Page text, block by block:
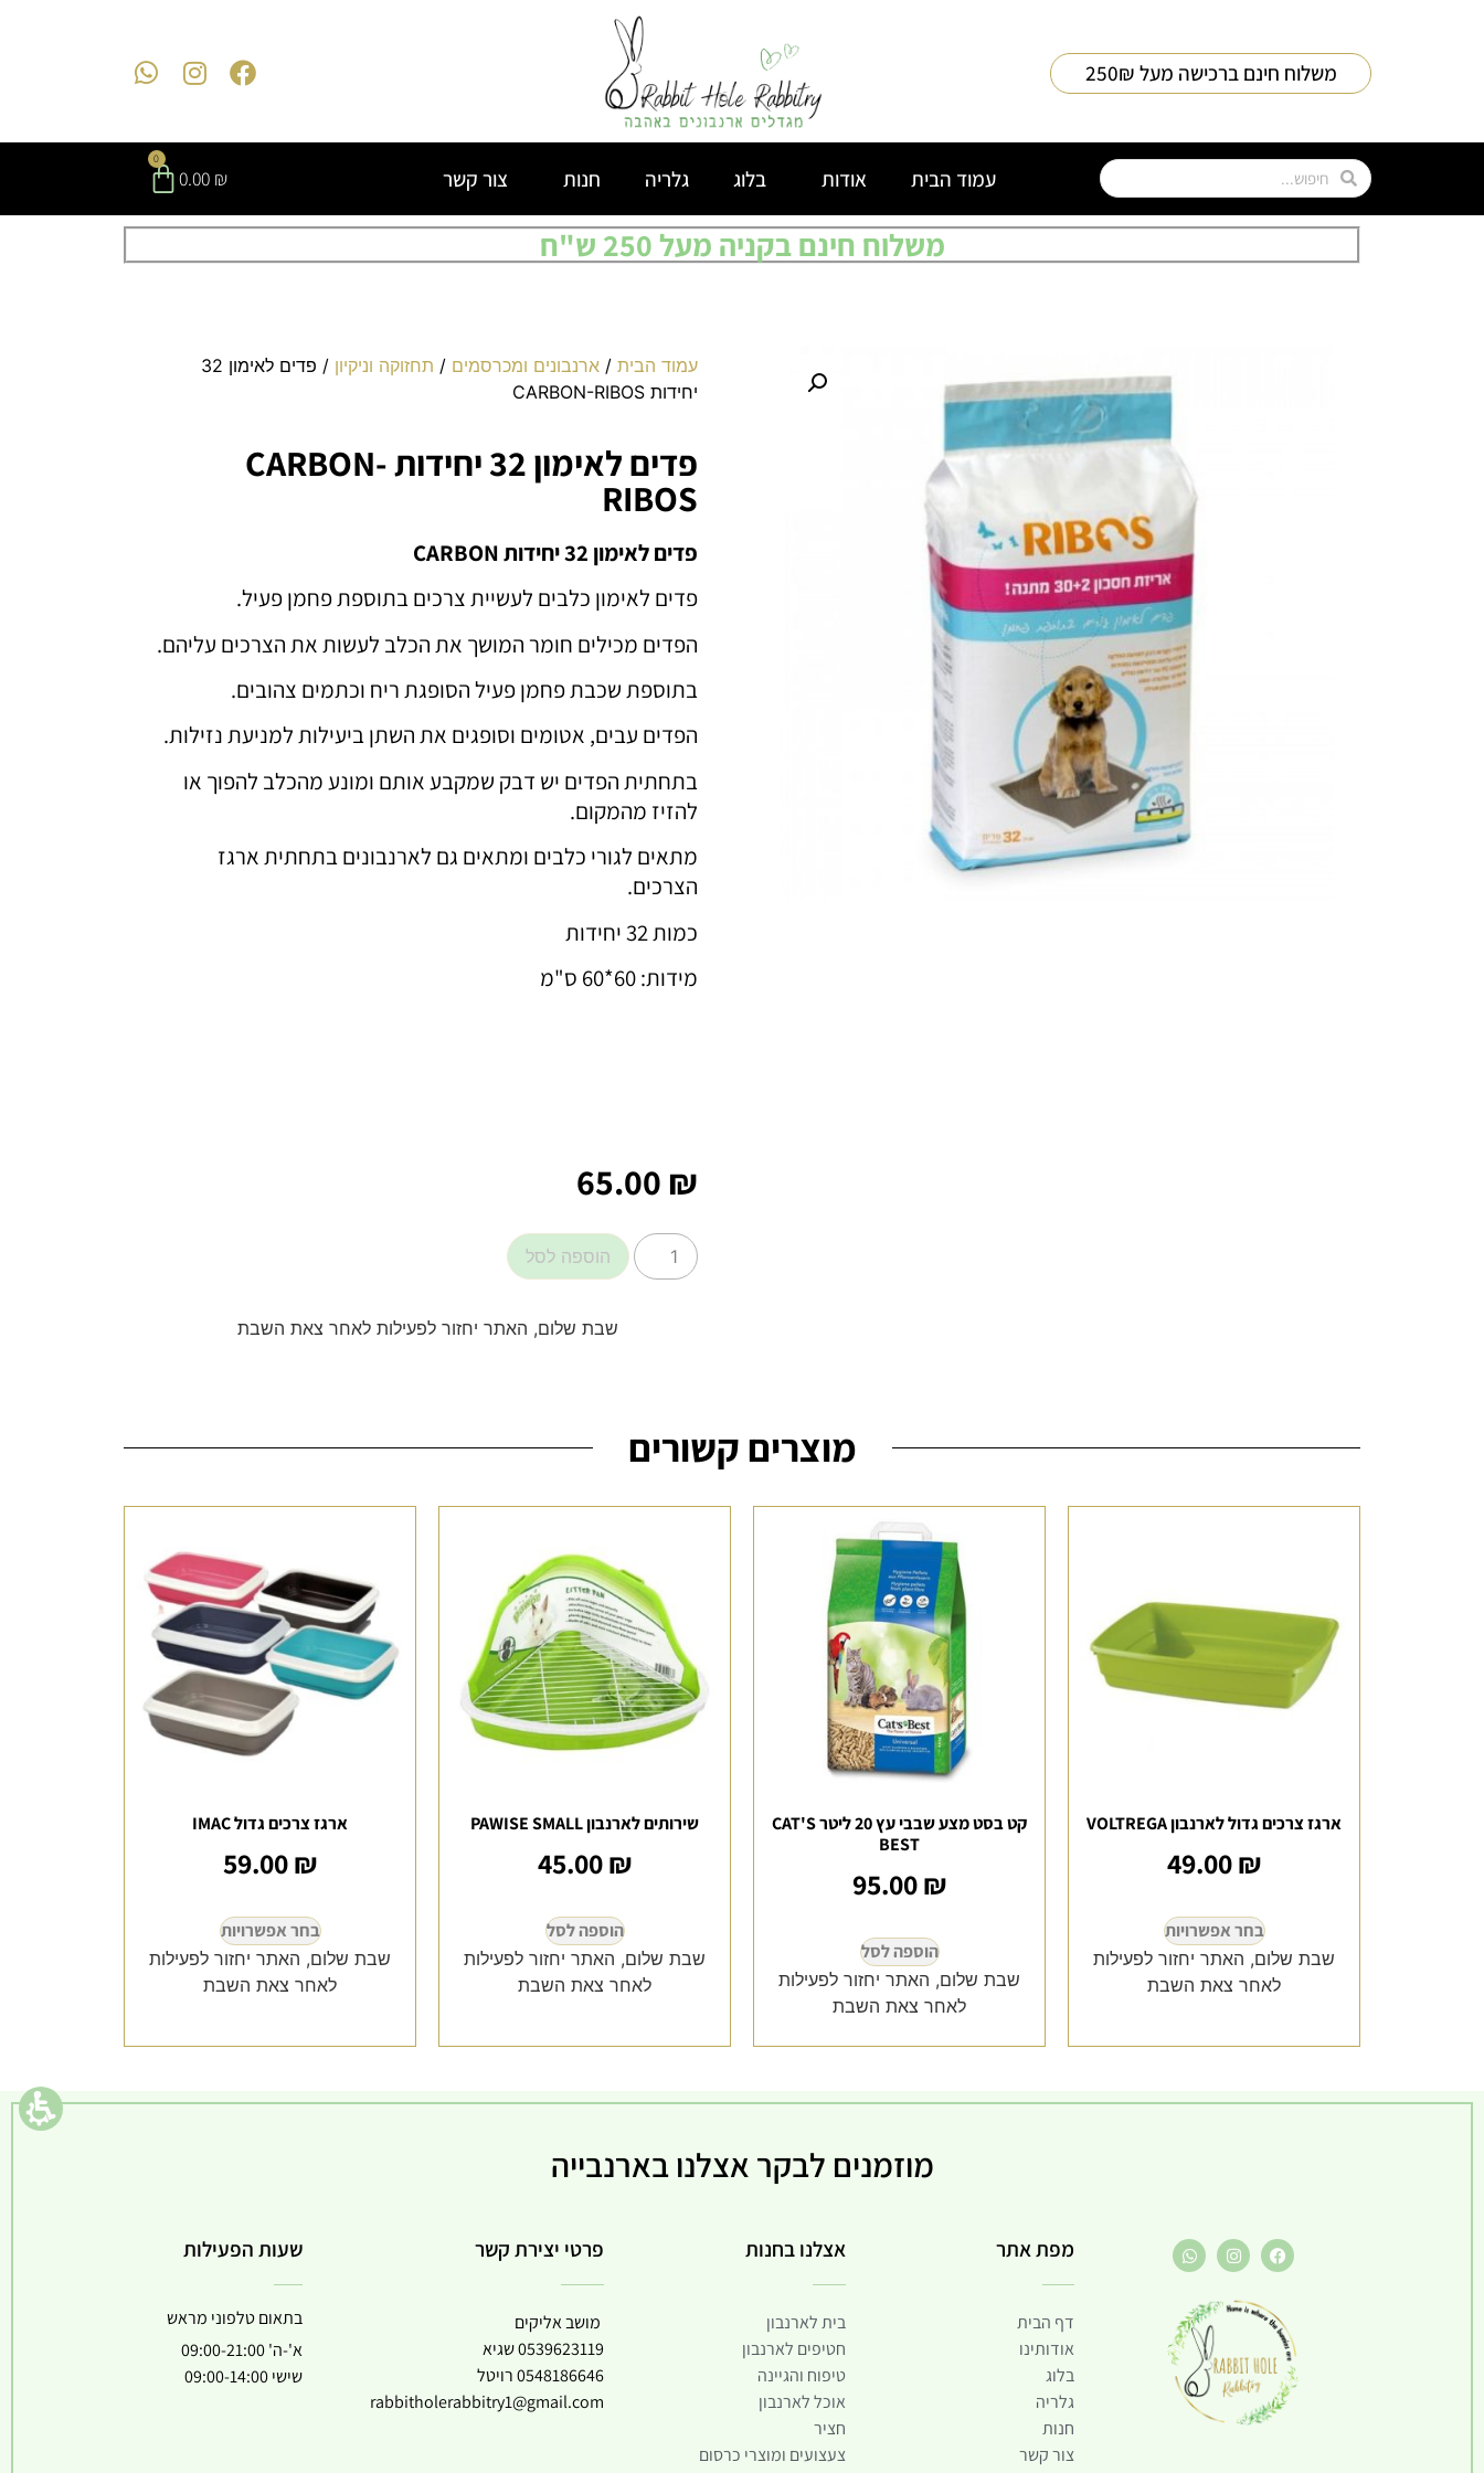
משלוח חינם ברכישה מעל 250₪
עמוד הבית אודות בלוג גלריה חנות צור קשר 0.00 ₪
0
משלוח חינם בקניה מעל 250 ש"ח
עמוד הבית/ ארנבונים ומכרסמים / תחזוקה וניקיון
/ פדים לאימון 32
יחידות CARBON-RIBOS
פדים לאימון 32 יחידות CARBON-
RIBOS
פדים לאימון 32 יחידות CARBON
פדים לאימון כלבים לעשיית צרכים בתוספת פחמן פעיל.
הפדים מכילים חומר המושך את הכלב לעשות את הצרכים עליהם.
בתוספת שכבת פחמן פעיל הסופגת ריח וכתמים צהובים.
הפדים עבים, אטומים וסופגים את השתן ביעילות למניעת נזילות.
בתחתית הפדים יש דבק שמקבע אותם ומונע מהכלב להפוך או
להזיז מהמקום.
מתאים לגורי כלבים ומתאים גם לארנבונים בתחתית ארגז
הצרכים.
כמות 32 יחידות
מידות: 60*60 ס"מ
65.00 ₪
הוספה לסל
שבת שלום, האתר יחזור לפעילות לאחר צאת השבת
מוצרים קשורים
ארגז צרכים גדול לארנבון VOLTREGA
49.00₪
בחר אפשרויות
שבת שלום, האתר יחזור לפעילות
לאחר צאת השבת
קט בסט מצע שבבי עץ 20 ליטר CAT'S
BEST
95.00₪
הוספה לסל
שבת שלום, האתר יחזור לפעילות
לאחר צאת השבת
שירותים לארנבון PAWISE SMALL
45.00₪
הוספה לסל
שבת שלום, האתר יחזור לפעילות
לאחר צאת השבת
ארגז צרכים גדול IMAC
59.00₪
בחר אפשרויות
שבת שלום, האתר יחזור לפעילות
לאחר צאת השבת
מוזמנים לבקר אצלנו בארנבייה
מפת אתר
דף הבית
אודותינו
בלוג
גלריה
חנות
צור קשר
אצלנו בחנות
בית לארנבון
חטיפים לארנבון
טיפוח והגיינה
אוכל לארנבון
חציר
צעצועים ומוצרי כרסום
פרטי יצירת קשר
מושב אליקים
0539623119שגיא
0548186646רויטל
rabbitholerabbitry1@gmail.com
שעות הפעילות
בתאום טלפוני מראש
א'-ה' 09:00-21:00
שישי 09:00-14:00